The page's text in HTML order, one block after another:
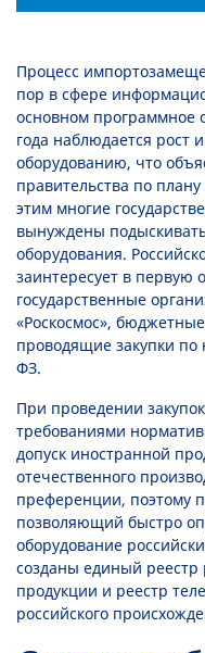
Процесс
пор в сфере
основном программное
года наблюдается рост
оборудованию, что
правительства по
этим многие
вынуждены
оборудования.
заинтересует в первую
государственные
«Роскосмос»,
проводящие закупки по
ФЗ.
При проведении
требованиями
допуск иностранной
отечественного
преференции, поэтому
позволяющий быстро
оборудование
созданы единый реестр
продукции и реестр
российского